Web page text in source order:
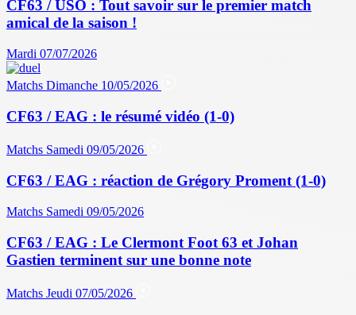
CF63 / USO : Tout savoir sur le premier match
amical de la saison !
Mardi 07/07/2026
Matchs Dimanche 10/05/2026
CF63 / EAG : le résumé vidéo (1-0)
Matchs Samedi 09/05/2026
CF63 / EAG : réaction de Grégory Proment (1-0)
Matchs Samedi 09/05/2026
CF63 / EAG : Le Clermont Foot 63 et Johan
Gastien terminent sur une bonne note
Matchs Jeudi 07/05/2026